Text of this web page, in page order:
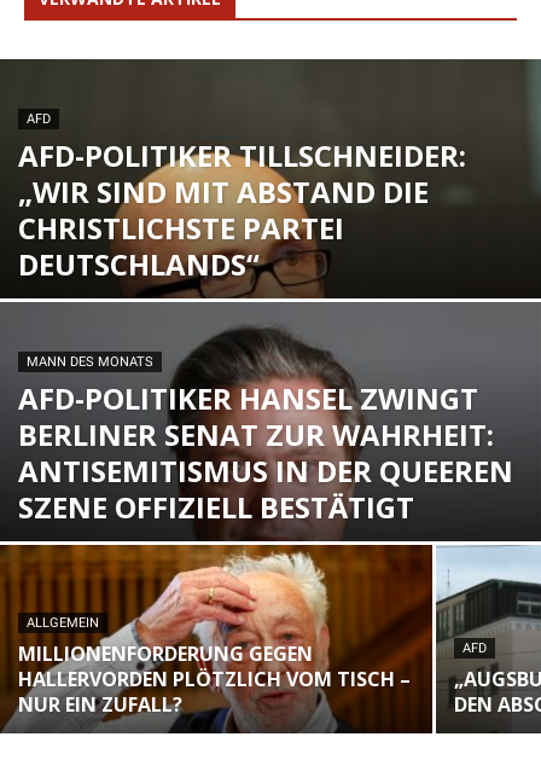
AFD
AFD-POLITIKER TILLSCHNEIDER:
„WIR SIND MIT ABSTAND DIE
CHRISTLICHSTE PARTEI
DEUTSCHLANDS“
MANN DES MONATS
AFD-POLITIKER HANSEL ZWINGT
BERLINER SENAT ZUR WAHRHEIT:
ANTISEMITISMUS IN DER QUEEREN
SZENE OFFIZIELL BESTÄTIGT
ALLGEMEIN
MILLIONENFORDERUNG GEGEN
HALLERVORDEN PLÖTZLICH VOM TISCH –
NUR EIN ZUFALL?
AFD
DEN